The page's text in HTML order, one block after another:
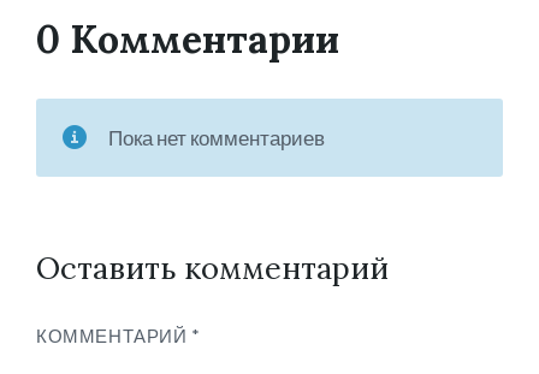
0 Комментарии
Пока нет комментариев
Оставить комментарий
КОММЕНТАРИЙ *